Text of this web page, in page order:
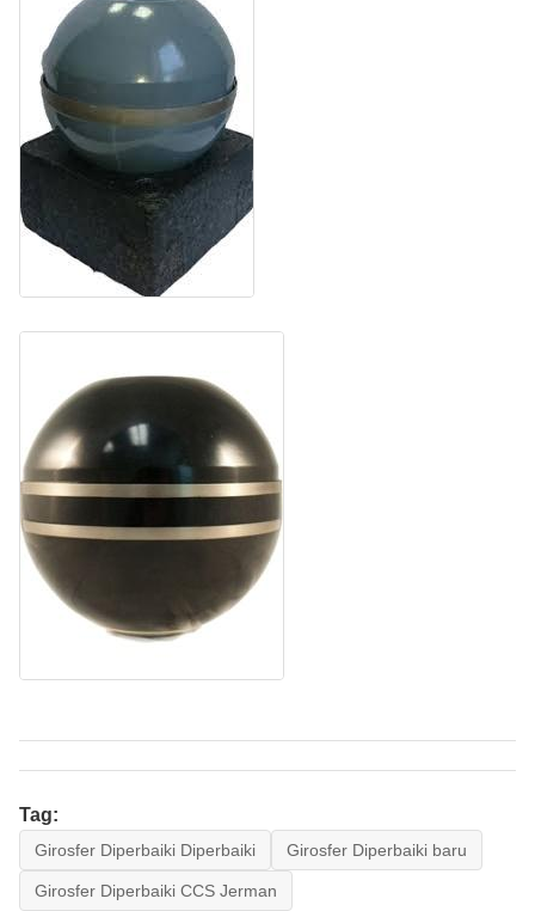
Tag:
Girosfer Diperbaiki Diperbaiki Girosfer Diperbaiki baru
Girosfer Diperbaiki CCS Jerman